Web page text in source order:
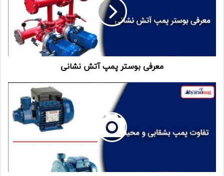
معرفی بوستر پمپ آتش نشانی